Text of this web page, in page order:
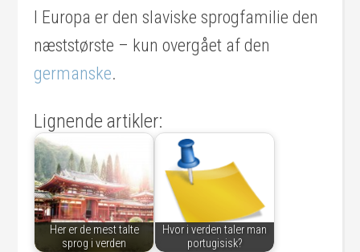
I Europa er den slaviske sprogfamilie den
næststørste – kun overgået af den
germanske.
Lignende artikler:
Her er de mest talte
sprog i verden
Hvor i verden taler man
portugisisk?